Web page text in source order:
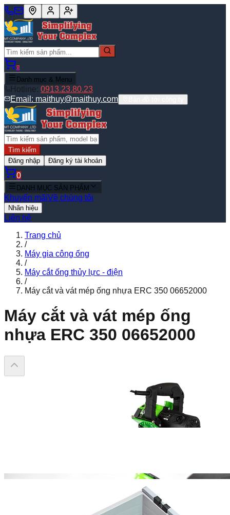
0
Danh mục & Menu
Hotline: 0913.23.80.23
Email: maithuy@maithuy.com
Tìm kiếm
Đăng nhập
Đăng ký tài khoản
0
DANH MỤC SẢN PHẨM
Khuyến mãiVề chúng tôi
Nhãn hiệu
Liên hệ
Trang chủ
/
Máy gia công ống
/
Máy cắt ống thủy lực - điện
/
Máy cắt và vát mép ống nhựa ERC 350 06652000
Máy cắt và vát mép ống
nhựa ERC 350 06652000